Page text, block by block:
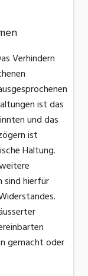
Verhindern
ist das
und das
ist
Haltung.
sind hierfür
gemacht oder